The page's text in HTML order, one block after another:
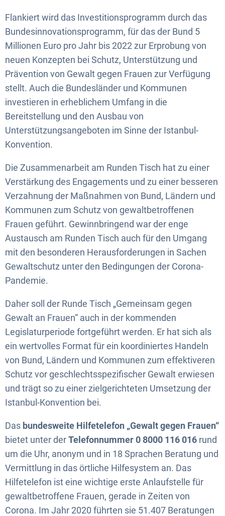
Flankiert wird das Investitionsprogramm durch das
Bundesinnovationsprogramm, für das der Bund 5
Millionen Euro pro Jahr bis 2022 zur Erprobung von
neuen Konzepten bei Schutz, Unterstützung und
Prävention von Gewalt gegen Frauen zur Verfügung
stellt. Auch die Bundesländer und Kommunen
investieren in erheblichem Umfang in die
Bereitstellung und den Ausbau von
Unterstützungsangeboten im Sinne der Istanbul-
Konvention.
Die Zusammenarbeit am Runden Tisch hat zu einer
Verstärkung des Engagements und zu einer besseren
Verzahnung der Maßnahmen von Bund, Ländern und
Kommunen zum Schutz von gewaltbetroffenen
Frauen geführt. Gewinnbringend war der enge
Austausch am Runden Tisch auch für den Umgang
mit den besonderen Herausforderungen in Sachen
Gewaltschutz unter den Bedingungen der Corona-
Pandemie.
Daher soll der Runde Tisch „Gemeinsam gegen
Gewalt an Frauen“ auch in der kommenden
Legislaturperiode fortgeführt werden. Er hat sich als
ein wertvolles Format für ein koordiniertes Handeln
von Bund, Ländern und Kommunen zum effektiveren
Schutz vor geschlechtsspezifischer Gewalt erwiesen
und trägt so zu einer zielgerichteten Umsetzung der
Istanbul-Konvention bei.
Das bundesweite Hilfetelefon „Gewalt gegen Frauen“
bietet unter derTelefonnummer 0 8000 116 016 rund
um die Uhr, anonym und in 18 Sprachen Beratung und
Vermittlung in das örtliche Hilfesystem an. Das
Hilfetelefon ist eine wichtige erste Anlaufstelle für
gewaltbetroffene Frauen, gerade in Zeiten von
Corona. Im Jahr 2020 führten sie 51.407 Beratungen